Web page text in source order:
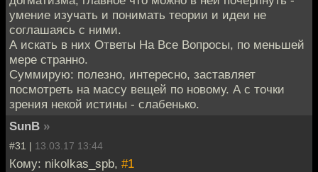
умение изучать и понимать теории и идеи не
соглашаясь с ними.
А искать в них Ответы На Все Вопросы, по меньшей
мере странно.
Суммирую: полезно, интересно, заставляет
посмотреть на массу вещей по новому. А с точки
зрения некой истины - слабенько.
SunB »
#31 | 13.03.17 13:44
Кому: nikolkas_spb, #1